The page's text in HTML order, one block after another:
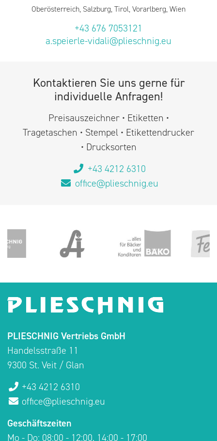
Oberösterreich, Salzburg, Tirol, Vorarlberg, Wien
+43 676 7053121
a.speierle-vidali@plieschnig.eu
Kontaktieren Sie uns gerne für
individuelle Anfragen!
Preisauszeichner • Etiketten •
Tragetaschen • Stempel • Etikettendrucker
• Drucksorten
+43 4212 6310
office@plieschnig.eu
PLIESCHNIG Vertriebs GmbH
Handelsstraße 11
9300 St. Veit / Glan
+43 4212 6310
office@plieschnig.eu
Geschäftszeiten
Mo - Do: 08:00 - 12:00, 14:00 - 17:00